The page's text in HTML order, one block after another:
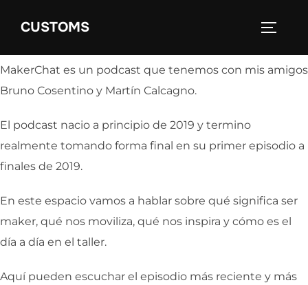
CUSTOMS
MakerChat Podcast
MakerChat es un podcast que tenemos con mis amigos
Bruno Cosentino y Martín Calcagno.
El podcast nacio a principio de 2019 y termino
realmente tomando forma final en su primer episodio a
finales de 2019.
En este espacio vamos a hablar sobre qué significa ser
maker, qué nos moviliza, qué nos inspira y cómo es el
día a día en el taller.
Aquí pueden escuchar el episodio más reciente y más